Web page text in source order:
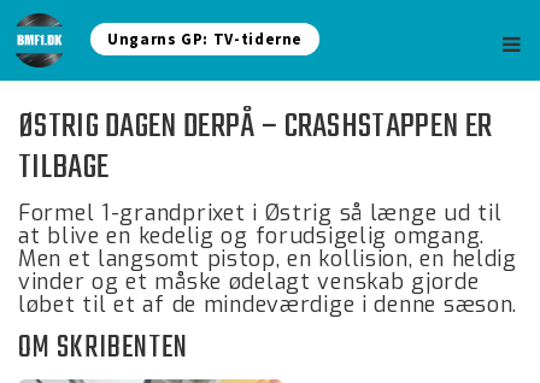
Ungarns GP: TV-tiderne
ØSTRIG DAGEN DERPÅ – CRASHSTAPPEN ER
TILBAGE
Formel 1-grandprixet i Østrig så længe ud til
at blive en kedelig og forudsigelig omgang.
Men et langsomt pistop, en kollision, en heldig
vinder og et måske ødelagt venskab gjorde
løbet til et af de mindeværdige i denne sæson.
OM SKRIBENTEN